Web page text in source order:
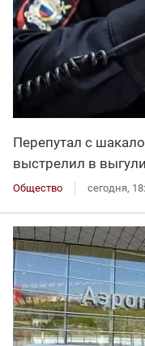
Перепутал с
выстрелил в
Общество сегодня,